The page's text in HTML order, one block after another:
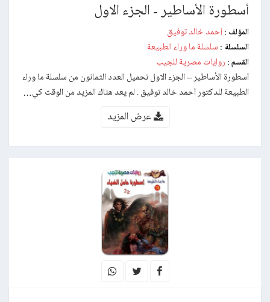
أسطورة الأساطير - الجزء الاول
المؤلف : أحمد خالد توفيق
السلسلة : سلسلة ما وراء الطبيعة
القسم : روايات مصرية للجيب
أسطورة الأساطير – الجزء الاول تحميل العدد الثمانون من سلسلة ما وراء
الطبيعة للدكتور أحمد خالد توفيق . لم يعد هناك المزيد من الوقت كي…
عرض المزيد